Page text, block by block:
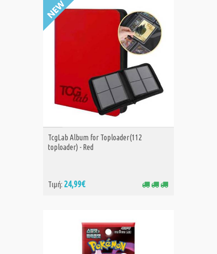
ΑΓΟΡΑ
TcgLab Album for Toploader(112
toploader) - Red
Τιμή: 24,99€